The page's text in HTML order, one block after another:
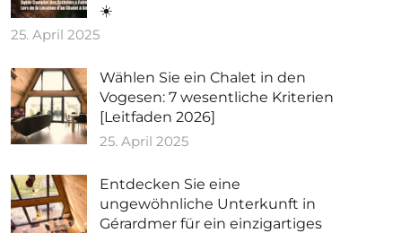
☀️
25. April 2025
Wählen Sie ein Chalet in den
Vogesen: 7 wesentliche Kriterien
[Leitfaden 2026]
25. April 2025
Entdecken Sie eine
ungewöhnliche Unterkunft in
Gérardmer für ein einzigartiges